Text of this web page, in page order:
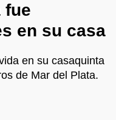
fue
en su casa
en su casaquinta
de Mar del Plata.